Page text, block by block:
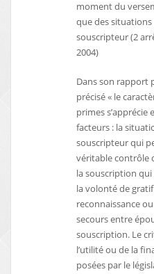
moment du
que des
souscripteur (2
2004)
Dans son rapport
précisé « le
primes
facteurs : la
souscripteur qui
véritable contrôle
la souscription qui
la volonté de
reconnaissance
secours entre
souscription. Le
l’utilité ou de la
posées par le